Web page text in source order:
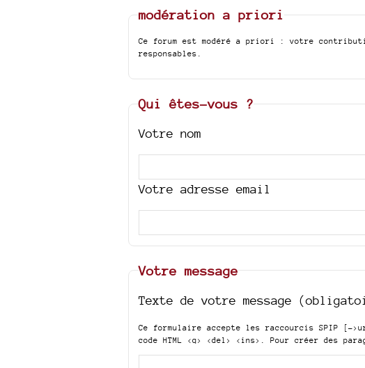
modération a priori
Ce forum est modéré a priori : votre
responsables.
Qui êtes-vous ?
Votre nom
Votre adresse email
Votre message
Texte de votre message
Ce formulaire accepte les raccourcis SPIP [-
code HTML <q> <del> <ins> . Pour créer des